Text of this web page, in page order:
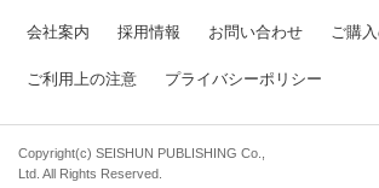
会社案内 採用情報 お問い合わせ ご購
ご利用上の注意 プライバシーポリシー
Copyright(c) SEISHUN PUBLISHING Co.,
Ltd. All Rights Reserved.